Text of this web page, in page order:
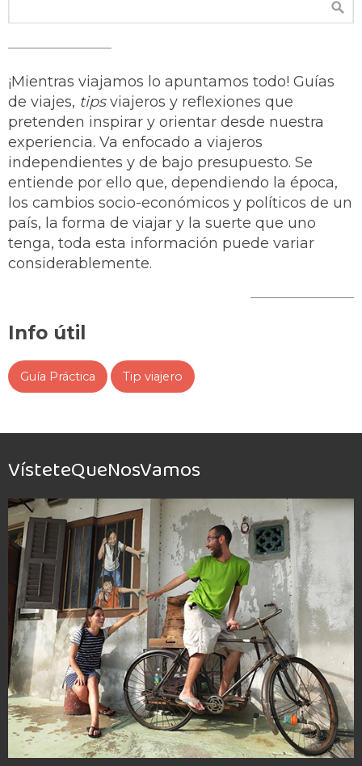
¡Mientras viajamos lo apuntamos todo! Guías
de viajes, tipsviajeros y reflexiones que
pretenden inspirar y orientar desde nuestra
experiencia. Va enfocado a viajeros
independientes y de bajo presupuesto. Se
entiende por ello que, dependiendo la época,
los cambios socio-económicos y políticos de un
país, la forma de viajar y la suerte que uno
tenga, toda esta información puede variar
considerablemente.
Info útil
Guía Práctica Tip viajero
VísteteQueNosVamos